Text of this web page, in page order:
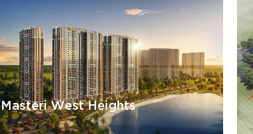
Masteri West Heights